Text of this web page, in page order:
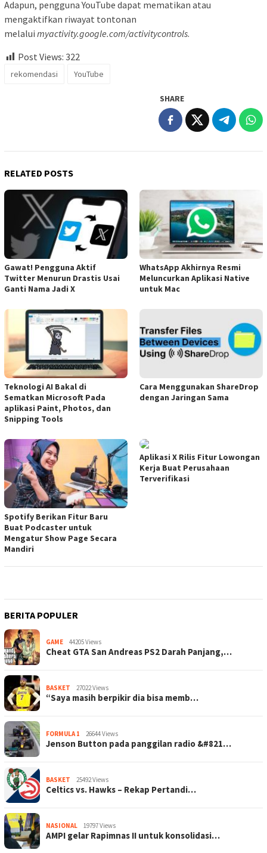
Adapun, pengguna YouTube dapat mematikan atau
mengaktifkan riwayat tontonan
melalui myactivity.google.com/activitycontrols.
Post Views: 322
rekomendasi YouTube
SHARE
RELATED POSTS
Gawat! Pengguna Aktif
Twitter Menurun Drastis Usai
Ganti Nama Jadi X
WhatsApp Akhirnya Resmi
Meluncurkan Aplikasi Native
untuk Mac
Teknologi AI Bakal di
Sematkan Microsoft Pada
aplikasi Paint, Photos, dan
Snipping Tools
Cara Menggunakan ShareDrop
dengan Jaringan Sama
Spotify Berikan Fitur Baru
Buat Podcaster untuk
Mengatur Show Page Secara
Mandiri
Aplikasi X Rilis Fitur Lowongan
Kerja Buat Perusahaan
Terverifikasi
BERITA POPULER
GAME 44205 Views
Cheat GTA San Andreas PS2 Darah Panjang,…
BASKET 27022 Views
“Saya masih berpikir dia bisa memb…
FORMULA 1 26644 Views
Jenson Button pada panggilan radio &#821…
BASKET 25492 Views
Celtics vs. Hawks – Rekap Pertandi…
NASIONAL 19797 Views
AMPI gelar Rapimnas II untuk konsolidasi…